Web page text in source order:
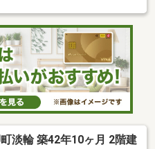
淡輪 築42年10ヶ月 2階建